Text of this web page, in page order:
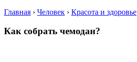
Главная › Человек › Красота и здоровье
Как собрать чемодан?